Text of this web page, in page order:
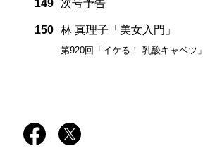
149 次号予告
150 林 真理子「美女入門」
第920回「イケる！ 乳酸キャベツ」